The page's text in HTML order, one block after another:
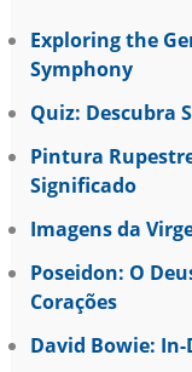
Exploring the
Symphony
Quiz: Descubra
Pintura
Significado
Imagens da
Poseidon: O
Corações
David Bowie: